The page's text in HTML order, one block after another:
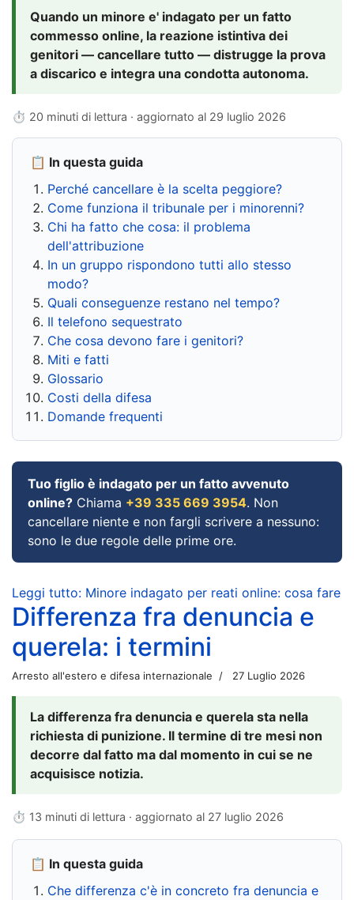
Quando un minore e' indagato per un fatto
commesso online, la reazione istintiva dei
genitori — cancellare tutto — distrugge la prova
a discarico e integra una condotta autonoma.
⏱ 20 minuti di lettura · aggiornato al 29 luglio 2026
📋 In questa guida
Perché cancellare è la scelta peggiore?
Come funziona il tribunale per i minorenni?
Chi ha fatto che cosa: il problema
dell'attribuzione
In un gruppo rispondono tutti allo stesso
modo?
Quali conseguenze restano nel tempo?
Il telefono sequestrato
Che cosa devono fare i genitori?
Miti e fatti
Glossario
Costi della difesa
Domande frequenti
Tuo figlio è indagato per un fatto avvenuto
online? Chiama +39 335 669 3954. Non
cancellare niente e non fargli scrivere a nessuno:
sono le due regole delle prime ore.
Leggi tutto: Minore indagato per reati online: cosa fare
Differenza fra denuncia e
querela: i termini
Arresto all'estero e difesa internazionale 27 Luglio 2026
La differenza fra denuncia e querela sta nella
richiesta di punizione. Il termine di tre mesi non
decorre dal fatto ma dal momento in cui se ne
acquisisce notizia.
⏱ 13 minuti di lettura · aggiornato al 27 luglio 2026
📋 In questa guida
Che differenza c'è in concreto fra denuncia e